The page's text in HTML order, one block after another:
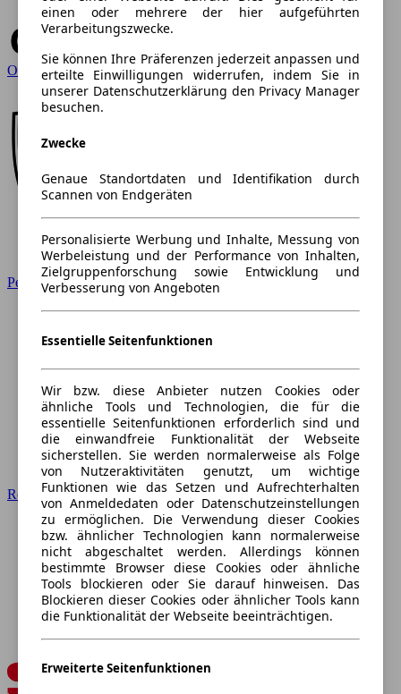
Opel
Peugeot
Renault
einen oder mehrere der hier aufgeführten
Verarbeitungszwecke.
Sie können Ihre Präferenzen jederzeit anpassen und
erteilte Einwilligungen widerrufen, indem Sie in
unserer Datenschutzerklärung den Privacy Manager
besuchen.
Zwecke
Genaue Standortdaten und Identifikation durch
Scannen von Endgeräten
Personalisierte Werbung und Inhalte, Messung von
Werbeleistung und der Performance von Inhalten,
Zielgruppenforschung sowie Entwicklung und
Verbesserung von Angeboten
Essentielle Seitenfunktionen
Wir bzw. diese Anbieter nutzen Cookies oder
ähnliche Tools und Technologien, die für die
essentielle Seitenfunktionen erforderlich sind und
die einwandfreie Funktionalität der Webseite
sicherstellen. Sie werden normalerweise als Folge
von Nutzeraktivitäten genutzt, um wichtige
Funktionen wie das Setzen und Aufrechterhalten
von Anmeldedaten oder Datenschutzeinstellungen
zu ermöglichen. Die Verwendung dieser Cookies
bzw. ähnlicher Technologien kann normalerweise
nicht abgeschaltet werden. Allerdings können
bestimmte Browser diese Cookies oder ähnliche
Tools blockieren oder Sie darauf hinweisen. Das
Blockieren dieser Cookies oder ähnlicher Tools kann
die Funktionalität der Webseite beeinträchtigen.
Erweiterte Seitenfunktionen